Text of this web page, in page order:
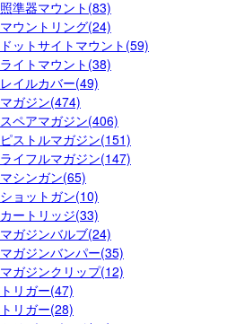
照準器マウント(83)
マウントリング(24)
ドットサイトマウント(59)
ライトマウント(38)
レイルカバー(49)
マガジン(474)
スペアマガジン(406)
ピストルマガジン(151)
ライフルマガジン(147)
マシンガン(65)
ショットガン(10)
カートリッジ(33)
マガジンバルブ(24)
マガジンバンパー(35)
マガジンクリップ(12)
トリガー(47)
トリガー(28)